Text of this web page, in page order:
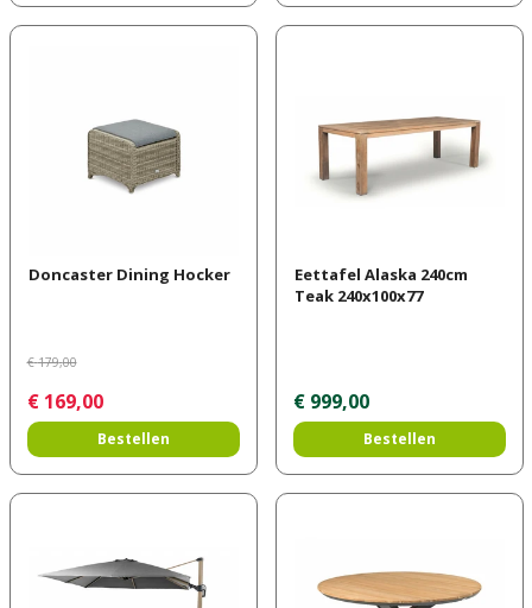
Doncaster Dining Hocker
€ 179,00
€ 169,00
Bestellen
Eettafel Alaska 240cm
Teak 240x100x77
€ 999,00
Bestellen